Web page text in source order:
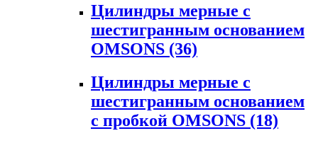
Цилиндры мерные с
шестигранным основанием
OMSONS (36)
Цилиндры мерные с
шестигранным основанием
с пробкой OMSONS (18)